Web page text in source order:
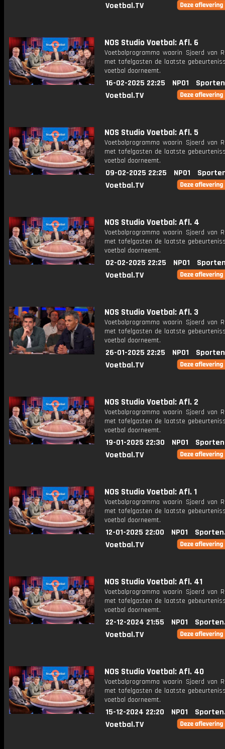
Voetbal.TV
NOS Studio Voetbal: Afl. 6
Voetbalprogramma waarin Sjoerd van
met tafelgasten de laatste
voetbal doorneemt.
16-02-2025 22:25 NPO1
Voetbal.TV
NOS Studio Voetbal: Afl. 5
Voetbalprogramma waarin Sjoerd van
met tafelgasten de laatste
voetbal doorneemt.
09-02-2025 22:25 NPO1
Voetbal.TV
NOS Studio Voetbal: Afl. 4
Voetbalprogramma waarin Sjoerd van
met tafelgasten de laatste
voetbal doorneemt.
02-02-2025 22:25 NPO1
Voetbal.TV
NOS Studio Voetbal: Afl. 3
Voetbalprogramma waarin Sjoerd van
met tafelgasten de laatste
voetbal doorneemt.
26-01-2025 22:25 NPO1
Voetbal.TV
NOS Studio Voetbal: Afl. 2
Voetbalprogramma waarin Sjoerd van
met tafelgasten de laatste
voetbal doorneemt.
19-01-2025 22:30 NPO1
Voetbal.TV
NOS Studio Voetbal: Afl. 1
Voetbalprogramma waarin Sjoerd van
met tafelgasten de laatste
voetbal doorneemt.
12-01-2025 22:00 NPO1
Voetbal.TV
NOS Studio Voetbal: Afl. 41
Voetbalprogramma waarin Sjoerd van
met tafelgasten de laatste
voetbal doorneemt.
22-12-2024 21:55 NPO1
Voetbal.TV
NOS Studio Voetbal: Afl. 40
Voetbalprogramma waarin Sjoerd van
met tafelgasten de laatste
voetbal doorneemt.
15-12-2024 22:20 NPO1
Voetbal.TV